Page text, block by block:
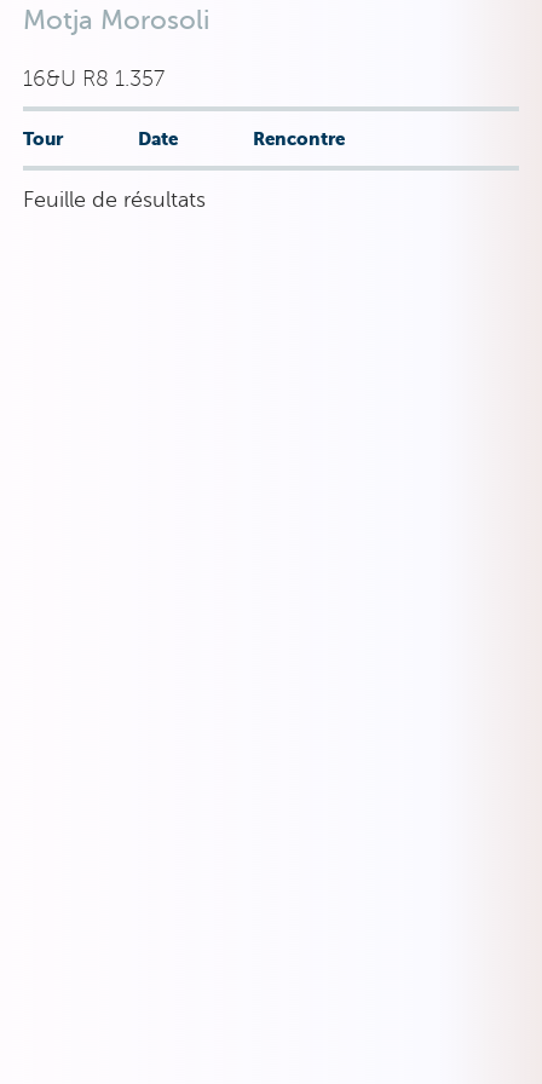
Motja Morosoli
16&U R8 1.357
Tour Date Rencontre
Feuille de résultats